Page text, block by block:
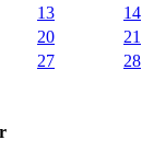
13 14
20 21
27 28